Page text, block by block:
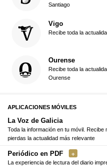
Santiago
Vigo
Recibe toda la
Ourense
Recibe toda la
Ourense
APLICACIONES MÓVILES
La Voz de Galicia
Toda la información en tu móvil. Recibe
pierdas la actualidad más relevante
Periódico en PDF
La experiencia de lectura del diario